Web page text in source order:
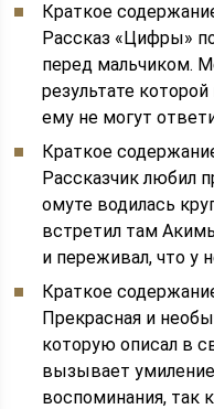
Краткое
Рассказ «Цифры»
перед мальчиком.
результате
ему не могут
Краткое
Рассказчик любил
омуте водилась
встретил там
и переживал, что у
Краткое
Прекрасная и
которую описал в
вызывает
воспоминания, так